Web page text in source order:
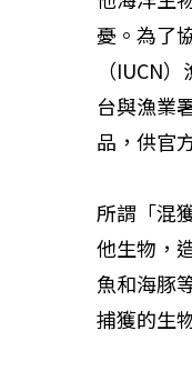
憂。為了
（IUCN
台與漁業
品，供官
所謂「混
他生物，
魚和海豚
捕獲的生